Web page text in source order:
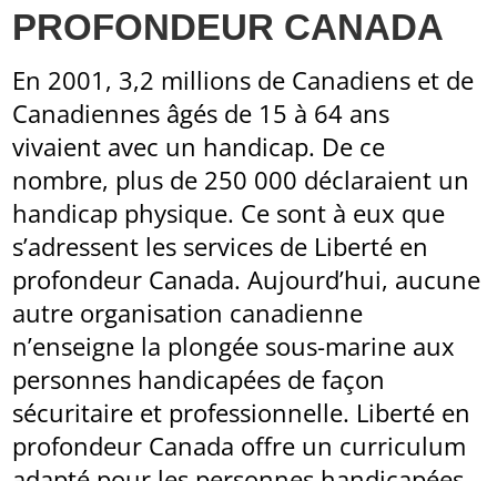
PROFONDEUR CANADA
En 2001, 3,2 millions de Canadiens et de
Canadiennes âgés de 15 à 64 ans
vivaient avec un handicap. De ce
nombre, plus de 250 000 déclaraient un
handicap physique. Ce sont à eux que
s’adressent les services de Liberté en
profondeur Canada. Aujourd’hui, aucune
autre organisation canadienne
n’enseigne la plongée sous-marine aux
personnes handicapées de façon
sécuritaire et professionnelle. Liberté en
profondeur Canada offre un curriculum